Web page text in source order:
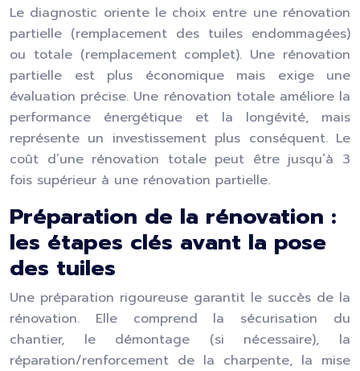
Le diagnostic oriente le choix entre une rénovation
partielle (remplacement des tuiles endommagées)
ou totale (remplacement complet). Une rénovation
partielle est plus économique mais exige une
évaluation précise. Une rénovation totale améliore la
performance énergétique et la longévité, mais
représente un investissement plus conséquent. Le
coût d’une rénovation totale peut être jusqu’à 3
fois supérieur à une rénovation partielle.
Préparation de la rénovation :
les étapes clés avant la pose
des tuiles
Une préparation rigoureuse garantit le succès de la
rénovation. Elle comprend la sécurisation du
chantier, le démontage (si nécessaire), la
réparation/renforcement de la charpente, la mise